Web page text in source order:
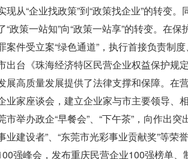
现从“企业找政策”到“政策找企业”的转变
“政策一站知”向“政策一站享”的转变。在
案件受立案“绿色通道”，执行首接负责制
出台《珠海经济特区民营企业权益保护规
展高质量发展提供了法律支撑和保障。在
业家座谈会，建立企业家与市主要领导、
市举办政企“早餐会”、“下午茶”，向作出
业建设者”、“东莞市光彩事业贡献奖”等
强峰会，发布重庆民营企业100强榜单